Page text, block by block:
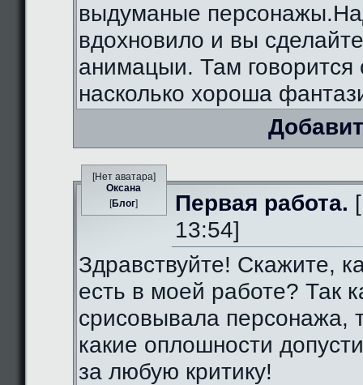
выдуманые
вдохновило и вы
анимацыи. Там говорится
насколько хороша
[Нет аватара]
Оксана
[Блог] Первая работа.
13:54]
Здравствуйте! Скажите,
есть в моей работе? Так
срисовывала персонажа,
какие оплошности
за любую критику!